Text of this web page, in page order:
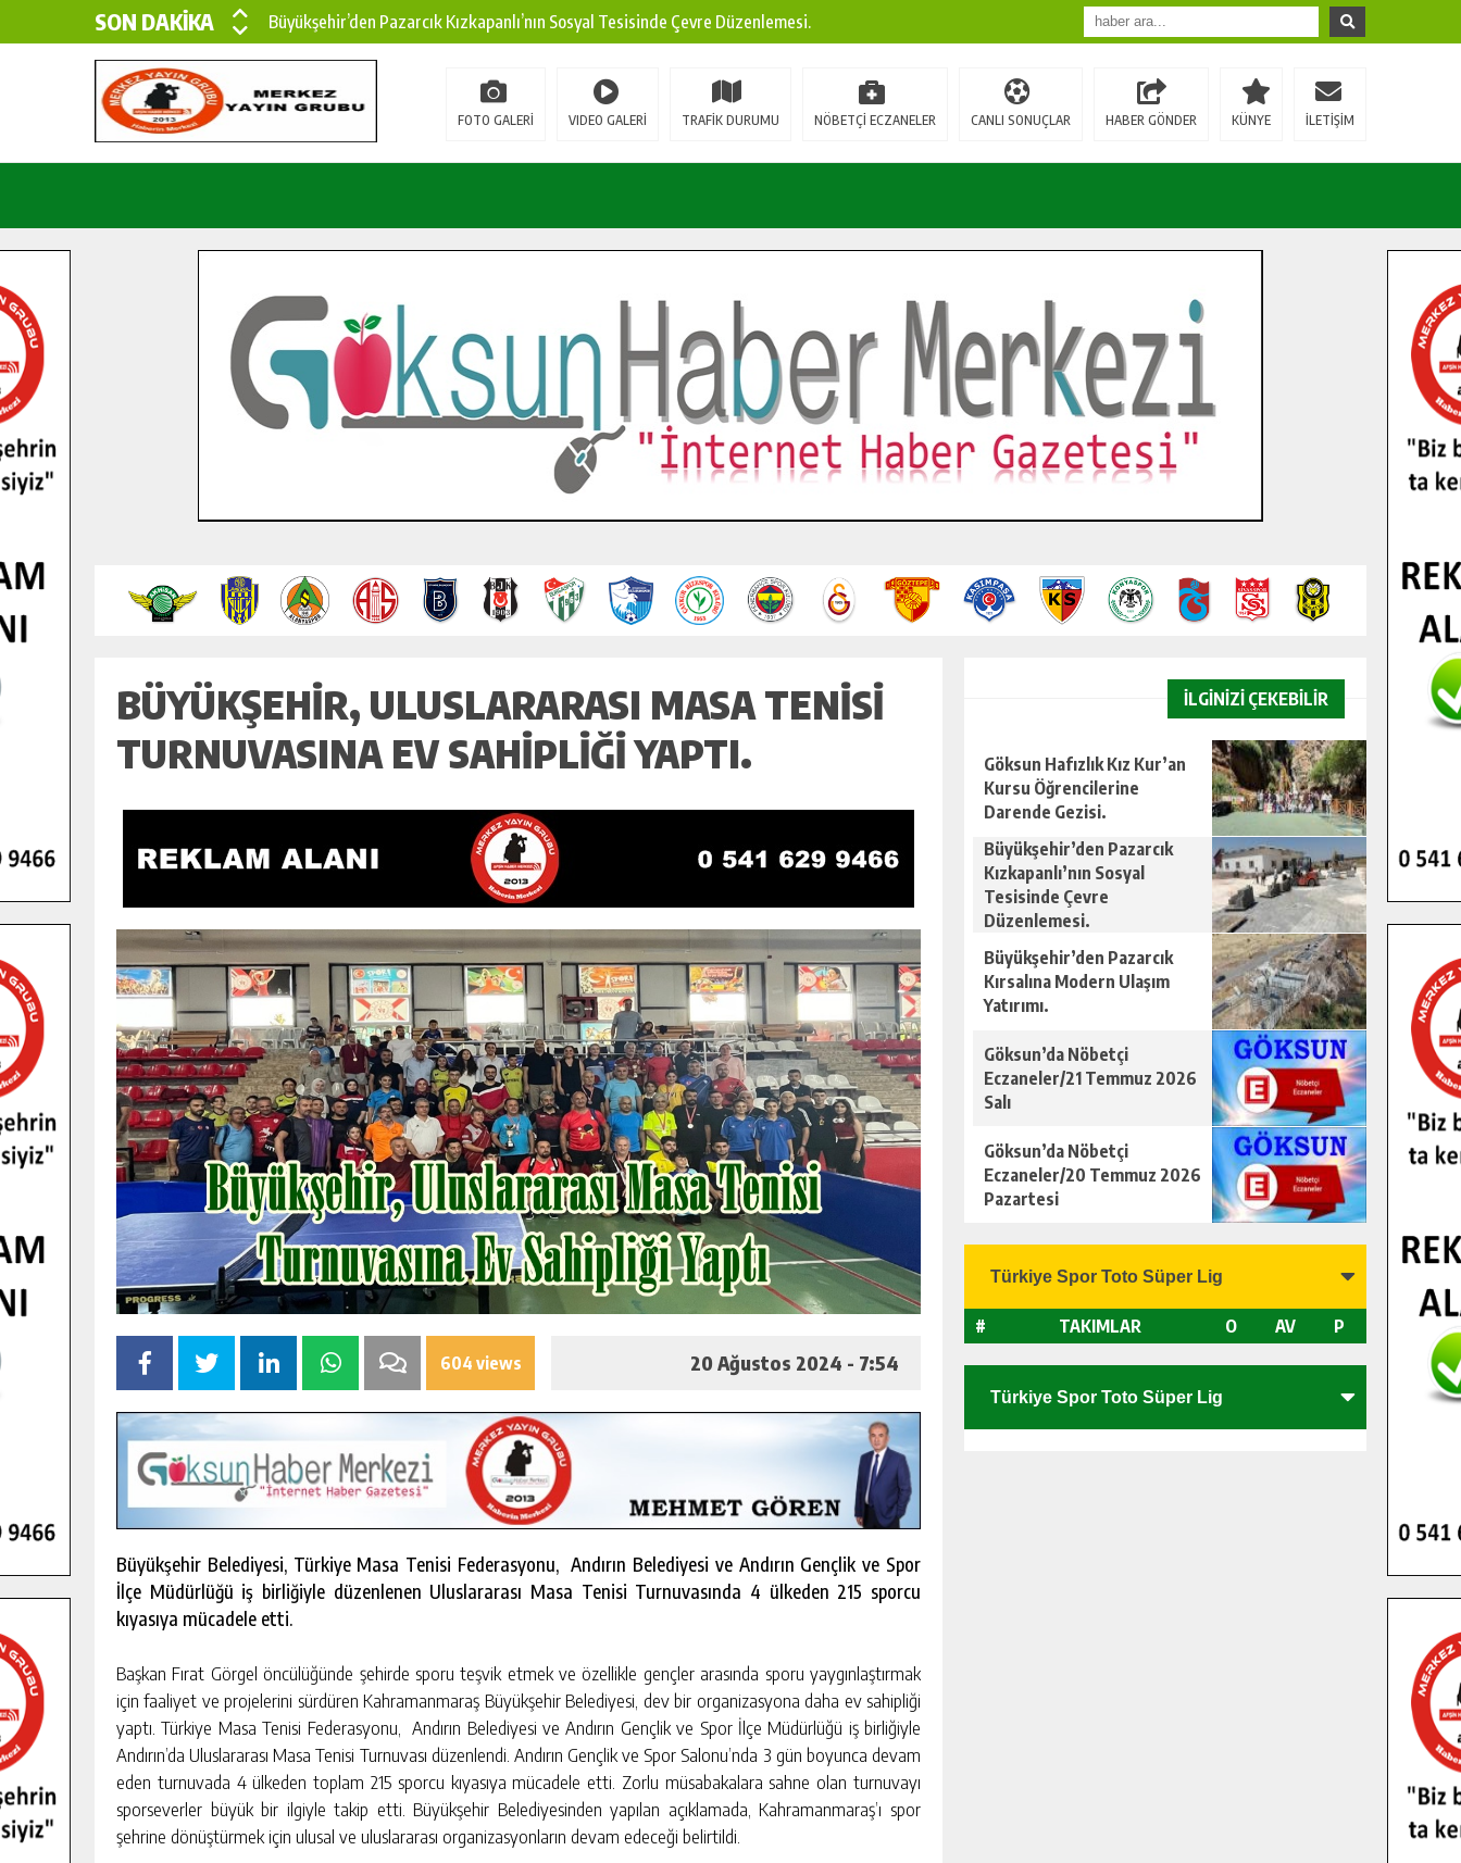
SON DAKİKA
Büyükşehir’den Pazarcık Kızkapanlı’nın Sosyal Tesisinde Çevre Düzenlemesi.
Büyükşehir’den Pazarcık Kırsalına Modern Ulaşım Yatırımı.
Çin’den KSÜ’ye Uluslararası Başarı: Edinilen Bilgi Türk Tarımına Katkı Sağlayacak.
İlçe Jandarma Komutanı Karakaya’dan Başkan Cüce’ye Veda Ziyareti.
Bertiz’in Yeni Köprüsünde Sona Doğru.
FOTO GALERİ VIDEO GALERİ TRAFİK DURUMU NÖBETÇİ ECZANELER CANLI SONUÇLAR HABER GÖNDER KÜNYE İLETİŞİM
BÜYÜKŞEHIR, ULUSLARARASI MASA TENISI
TURNUVASINA EV SAHIPLIĞI YAPTI.
604 views 20 Ağustos 2024 - 7:54
Büyükşehir Belediyesi, Türkiye Masa Tenisi Federasyonu, Andırın Belediyesi ve Andırın Gençlik ve Spor
İlçe Müdürlüğü iş birliğiyle düzenlenen Uluslararası Masa Tenisi Turnuvasında 4 ülkeden 215 sporcu
kıyasıya mücadele etti.
Başkan Fırat Görgel öncülüğünde şehirde sporu teşvik etmek ve özellikle gençler arasında sporu yaygınlaştırmak
için faaliyet ve projelerini sürdüren Kahramanmaraş Büyükşehir Belediyesi, dev bir organizasyona daha ev sahipliği
yaptı. Türkiye Masa Tenisi Federasyonu, Andırın Belediyesi ve Andırın Gençlik ve Spor İlçe Müdürlüğü iş birliğiyle
Andırın’da Uluslararası Masa Tenisi Turnuvası düzenlendi. Andırın Gençlik ve Spor Salonu’nda 3 gün boyunca devam
eden turnuvada 4 ülkeden toplam 215 sporcu kıyasıya mücadele etti. Zorlu müsabakalara sahne olan turnuvayı
sporseverler büyük bir ilgiyle takip etti. Büyükşehir Belediyesinden yapılan açıklamada, Kahramanmaraş’ı spor
şehrine dönüştürmek için ulusal ve uluslararası organizasyonların devam edeceği belirtildi.
İLGİNİZİ ÇEKEBİLİR
Göksun Hafızlık Kız Kur’an
Kursu Öğrencilerine
Darende Gezisi.
Büyükşehir’den Pazarcık
Kızkapanlı’nın Sosyal
Tesisinde Çevre
Düzenlemesi.
Büyükşehir’den Pazarcık
Kırsalına Modern Ulaşım
Yatırımı.
Göksun’da Nöbetçi
Eczaneler/21 Temmuz 2026
Salı
Göksun’da Nöbetçi
Eczaneler/20 Temmuz 2026
Pazartesi
# TAKIMLAR O AV P